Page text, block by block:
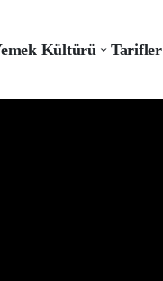
Kültürü Tarifler